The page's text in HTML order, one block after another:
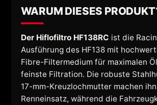
WARUM DIESES
Der Hiflofiltro HF138RC ist die
Ausführung des HF138 mit
Fibre-Filtermedium für maximalen
feinste Filtration. Die robuste
17-mm-Kreuzlochmutter machen
Renneinsatz, während die